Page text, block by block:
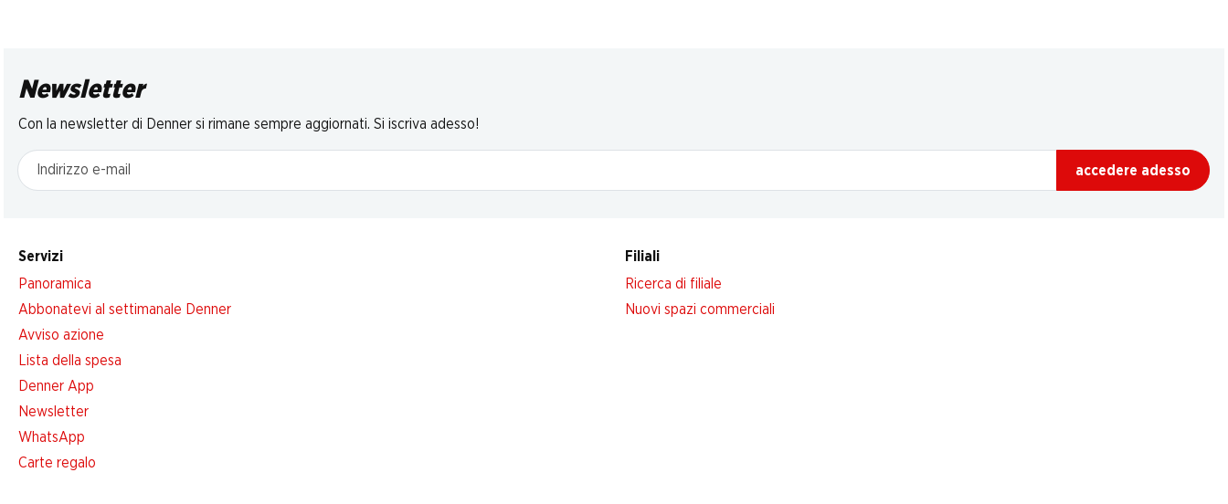
Newsletter
Con la newsletter di Denner si rimane sempre aggiornati. Si iscriva adesso!
Indirizzo e-mail
accedere adesso
Servizi
Panoramica
Abbonatevi al settimanale Denner
Avviso azione
Lista della spesa
Denner App
Newsletter
WhatsApp
Carte regalo
Filiali
Ricerca di filiale
Nuovi spazi commerciali